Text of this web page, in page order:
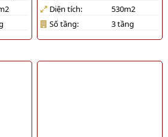
Diện tích:
530m2
Số tầng:
3 tầng